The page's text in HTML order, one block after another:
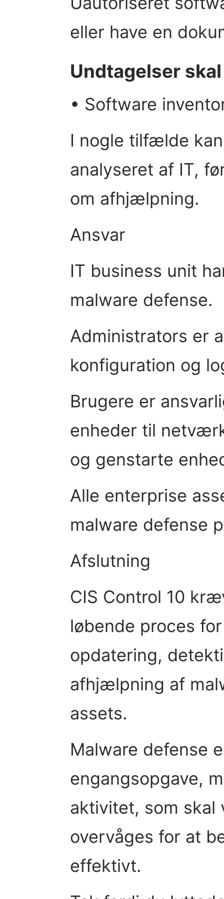
eller have en
Undtagelser
• Software
I nogle tilfælde
analyseret af IT,
om afhjælpning.
Ansvar
IT business unit
malware defense.
Administrators er
konfiguration og
Brugere er
enheder til
og genstarte
Alle enterprise
malware defense
Afslutning
CIS Control 10
løbende proces
opdatering,
afhjælpning af
assets.
Malware defense
engangsopgave,
aktivitet, som skal
overvåges for at
effektivt.